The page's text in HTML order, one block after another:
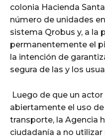
colonia Hacienda
número de unidades
sistema Qrobus y, a la
permanentemente el
la intención de
segura de las y los
Luego de que un
abiertamente el uso
transporte, la Agencia
ciudadanía a no utilizar